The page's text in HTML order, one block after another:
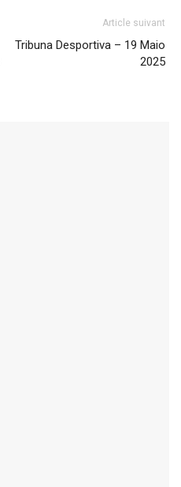
Article suivant
Tribuna Desportiva – 19 Maio
2025